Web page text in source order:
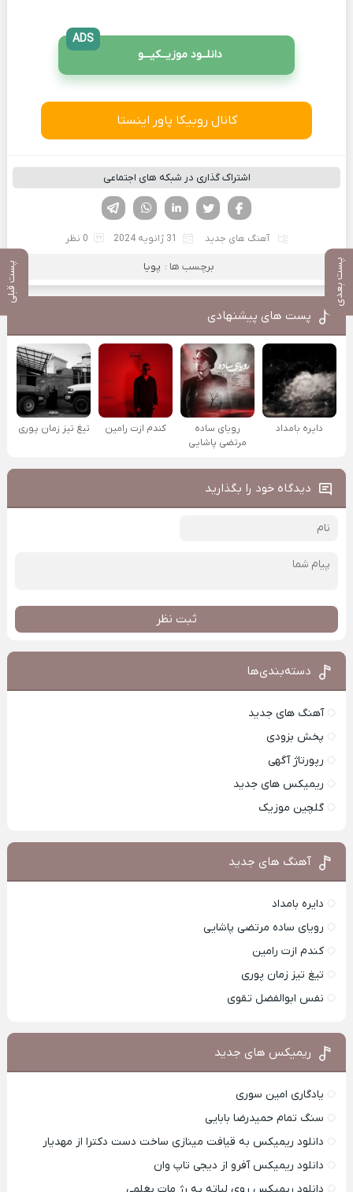
پست بعدی پست قبلی
دانلــود موزیــکیـــو
ADS
کانال روبیکا پاور اینستا
اشتراک گذاری در شبکه های اجتماعی
لینکدین تویتر
فیسوک
آهنگ های جدید 31 ژانویه 2024 0 نظر
برچسب ها : پویا
پست های پیشنهادی
دایره بامداد
رویای ساده
مرتضی پاشایی
کندم ازت رامین تیغ تیز زمان پوری
دیدگاه خود را بگذارید
ثبت نظر
دسته‌بندی‌ها
آهنگ های جدید
پخش بزودی
رپورتاژ آگهی
ریمیکس های جدید
گلچین موزیک
آهنگ های جدید
دایره بامداد
رویای ساده مرتضی پاشایی
کندم ازت رامین
تیغ تیز زمان پوری
نفس ابوالفضل تقوی
ریمیکس های جدید
یادگاری امین سوری
سنگ تمام حمیدرضا بابایی
دانلود ریمیکس به قیافت مینازی ساخت دست دکترا از مهدیار
دانلود ریمیکس آفرو از ديجی تاپ وان
دانلود ریمیکس روی لباته یه رژ مات بغلمی